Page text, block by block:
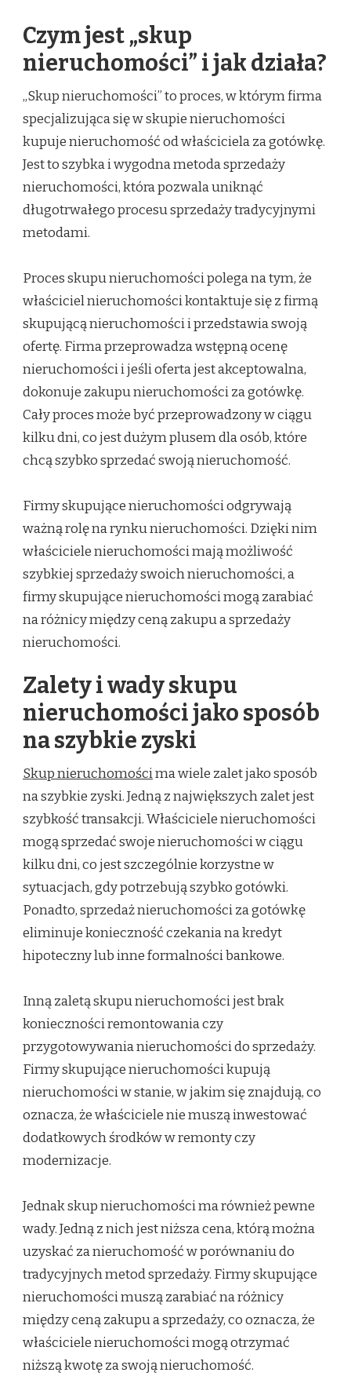
Czym jest „skup
nieruchomości” i jak działa?
„Skup nieruchomości” to proces, w którym firma
specjalizująca się w skupie nieruchomości
kupuje nieruchomość od właściciela za gotówkę.
Jest to szybka i wygodna metoda sprzedaży
nieruchomości, która pozwala uniknąć
długotrwałego procesu sprzedaży tradycyjnymi
metodami.
Proces skupu nieruchomości polega na tym, że
właściciel nieruchomości kontaktuje się z firmą
skupującą nieruchomości i przedstawia swoją
ofertę. Firma przeprowadza wstępną ocenę
nieruchomości i jeśli oferta jest akceptowalna,
dokonuje zakupu nieruchomości za gotówkę.
Cały proces może być przeprowadzony w ciągu
kilku dni, co jest dużym plusem dla osób, które
chcą szybko sprzedać swoją nieruchomość.
Firmy skupujące nieruchomości odgrywają
ważną rolę na rynku nieruchomości. Dzięki nim
właściciele nieruchomości mają możliwość
szybkiej sprzedaży swoich nieruchomości, a
firmy skupujące nieruchomości mogą zarabiać
na różnicy między ceną zakupu a sprzedaży
nieruchomości.
Zalety i wady skupu
nieruchomości jako sposób
na szybkie zyski
Skup nieruchomościma wiele zalet jako sposób
na szybkie zyski. Jedną z największych zalet jest
szybkość transakcji. Właściciele nieruchomości
mogą sprzedać swoje nieruchomości w ciągu
kilku dni, co jest szczególnie korzystne w
sytuacjach, gdy potrzebują szybko gotówki.
Ponadto, sprzedaż nieruchomości za gotówkę
eliminuje konieczność czekania na kredyt
hipoteczny lub inne formalności bankowe.
Inną zaletą skupu nieruchomości jest brak
konieczności remontowania czy
przygotowywania nieruchomości do sprzedaży.
Firmy skupujące nieruchomości kupują
nieruchomości w stanie, w jakim się znajdują, co
oznacza, że właściciele nie muszą inwestować
dodatkowych środków w remonty czy
modernizacje.
Jednak skup nieruchomości ma również pewne
wady. Jedną z nich jest niższa cena, którą można
uzyskać za nieruchomość w porównaniu do
tradycyjnych metod sprzedaży. Firmy skupujące
nieruchomości muszą zarabiać na różnicy
między ceną zakupu a sprzedaży, co oznacza, że
właściciele nieruchomości mogą otrzymać
niższą kwotę za swoją nieruchomość.